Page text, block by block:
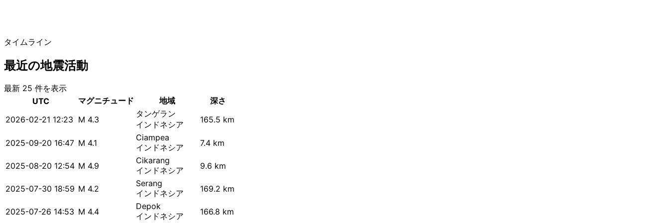
タイムライン
最近の地震活動
最新 25 件を表示
UTC
マグニチュード 地域
深さ
2026-02-21 12:23 M 4.3
タンゲラン
インドネシア
165.5 km
2025-09-20 16:47 M 4.1
Ciampea
インドネシア
7.4 km
2025-08-20 12:54 M 4.9
Cikarang
インドネシア
9.6 km
2025-07-30 18:59 M 4.2
Serang
インドネシア
169.2 km
2025-07-26 14:53 M 4.4
Depok
インドネシア
166.8 km